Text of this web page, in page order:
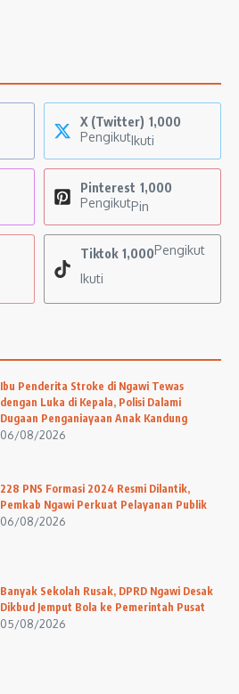
X (Twitter) 1,000
PengikutIkuti
Pinterest 1,000
PengikutPin
Tiktok 1,000Pengikut
Ikuti
Ibu Penderita Stroke di Ngawi Tewas
dengan Luka di Kepala, Polisi Dalami
Dugaan Penganiayaan Anak Kandung
06/08/2026
228 PNS Formasi 2024 Resmi Dilantik,
Pemkab Ngawi Perkuat Pelayanan Publik
06/08/2026
Banyak Sekolah Rusak, DPRD Ngawi Desak
Dikbud Jemput Bola ke Pemerintah Pusat
05/08/2026